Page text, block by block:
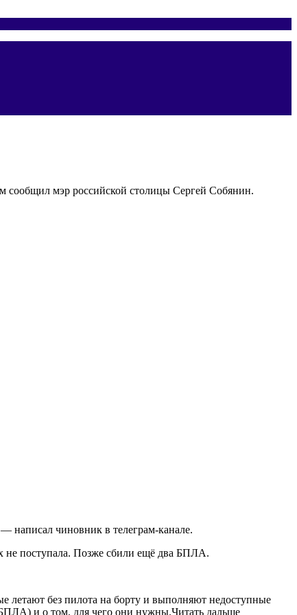
мэр российской столицы Сергей Собянин.
написал чиновник в телеграм-канале.
не поступала. Позже сбили ещё два БПЛА.
летают без пилота на борту и выполняют недоступные
(БПЛА) и о том, для чего они нужны.Читать дальше